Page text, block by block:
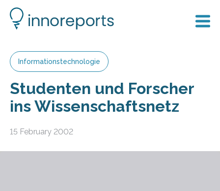
Informationstechnologie
Studenten und Forscher
ins Wissenschaftsnetz
15 February 2002